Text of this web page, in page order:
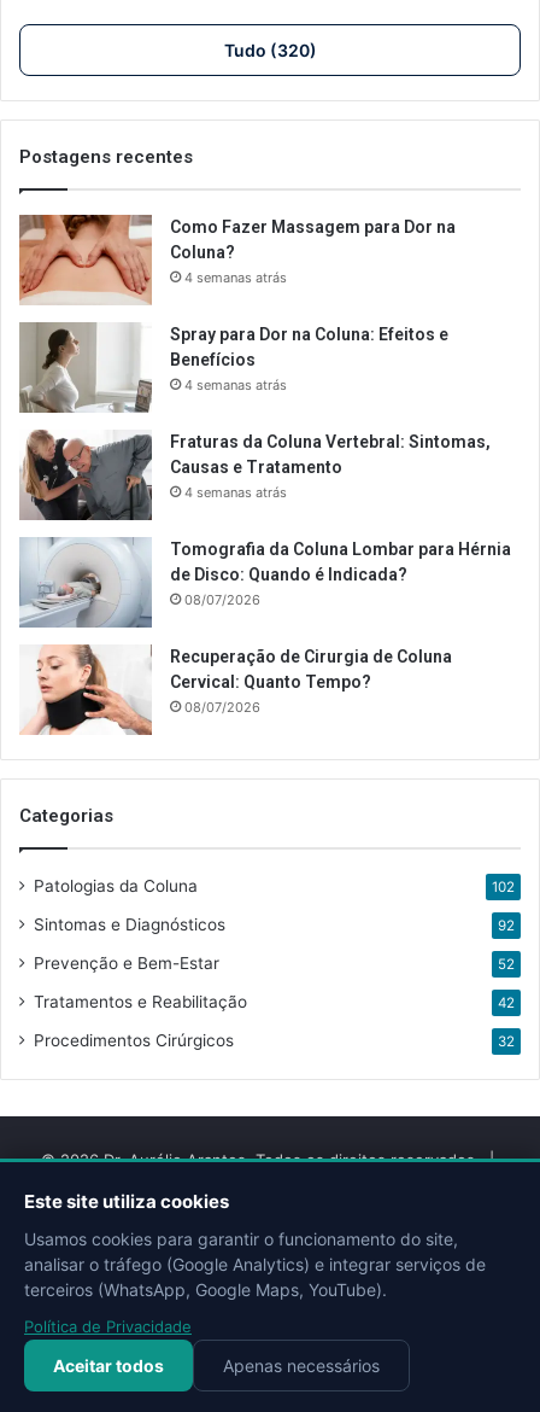
Tudo (320)
Postagens recentes
Como Fazer Massagem para Dor na
Coluna?
4 semanas atrás
Spray para Dor na Coluna: Efeitos e
Benefícios
4 semanas atrás
Fraturas da Coluna Vertebral: Sintomas,
Causas e Tratamento
4 semanas atrás
Tomografia da Coluna Lombar para Hérnia
de Disco: Quando é Indicada?
08/07/2026
Recuperação de Cirurgia de Coluna
Cervical: Quanto Tempo?
08/07/2026
Categorias
Patologias da Coluna 102
Sintomas e Diagnósticos 92
Prevenção e Bem-Estar 52
Tratamentos e Reabilitação 42
Procedimentos Cirúrgicos 32
© 2026 Dr. Aurélio Arantes. Todos os direitos reservados. |
Desenvolvido por
FacebookYouTubeInstagram
Site DoctoraliaEscavador
Todas as matérias
Este site utiliza cookies
Usamos cookies para garantir o funcionamento do site,
analisar o tráfego (Google Analytics) e integrar serviços de
terceiros (WhatsApp, Google Maps, YouTube).
Política de Privacidade
Aceitar todos Apenas necessários